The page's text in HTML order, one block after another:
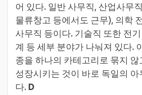
어 있다. 일반 사무직, 산업사무
물류창고 등에서도 근무), 의학
사무직 등이다. 기술직 또한 전
계 등 세부 분야가 나눠져 있다.
종을 하나의 카테고리로 묶지 않
성장시키는 것이 바로 독일의 아
다. D